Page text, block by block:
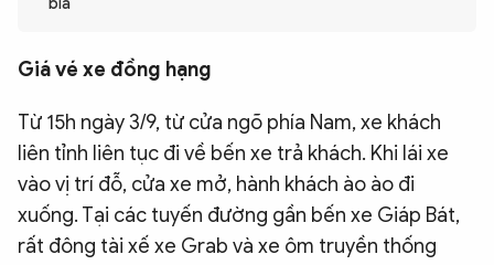
BẠN ĐỌC & CAND
ĐA PHƯƠNG TIỆN
bia
Giá vé xe đồng hạng
Từ 15h ngày 3/9, từ cửa ngõ phía Nam, xe khách
liên tỉnh liên tục đi về bến xe trả khách. Khi lái xe
vào vị trí đỗ, cửa xe mở, hành khách ào ào đi
xuống. Tại các tuyến đường gần bến xe Giáp Bát,
rất đông tài xế xe Grab và xe ôm truyền thống